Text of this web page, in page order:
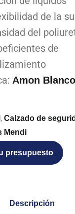
de la
del
de
Amon
, Calzado de
Mendi
presupuesto
Descripción